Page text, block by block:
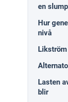
en slump
Hur
nivå
Likström
Lasten
blir